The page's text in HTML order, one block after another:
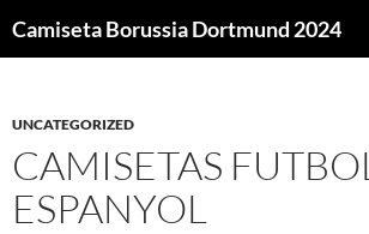
Camiseta Borussia Dortmund 2024
UNCATEGORIZED
CAMISETAS FUTBOL
ESPANYOL